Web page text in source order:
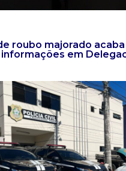
roubo majorado
em